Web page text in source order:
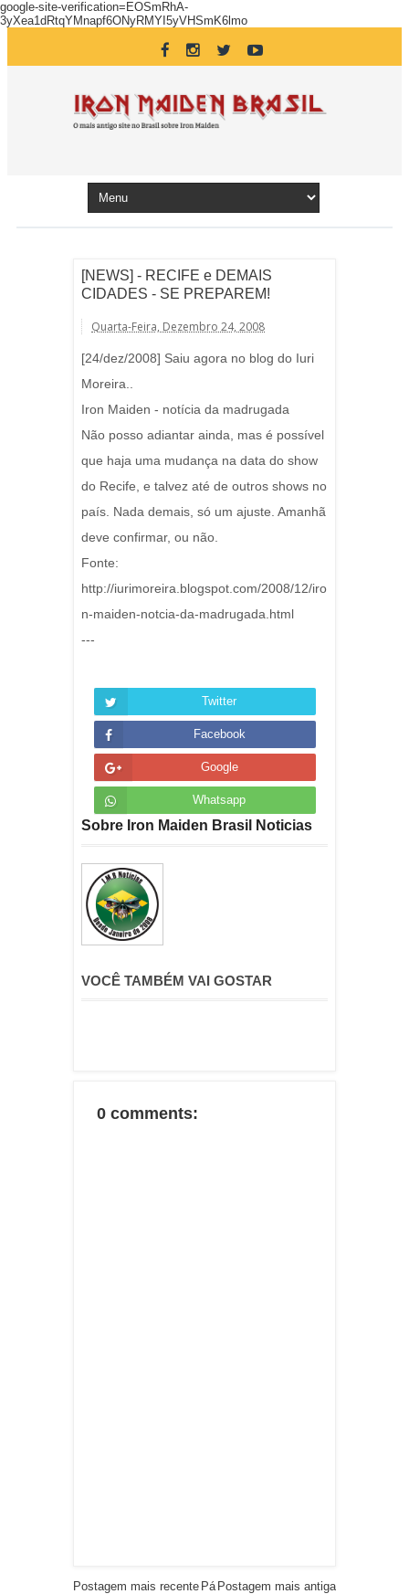
google-site-verification=EOSmRhA-
3yXea1dRtqYMnapf6ONyRMYI5yVHSmK6lmo
[NEWS] - RECIFE e DEMAIS
CIDADES - SE PREPAREM!
Quarta-Feira, Dezembro 24, 2008
[24/dez/2008] Saiu agora no blog do Iuri
Moreira..
Iron Maiden - notícia da madrugada
Não posso adiantar ainda, mas é possível
que haja uma mudança na data do show
do Recife, e talvez até de outros shows no
país. Nada demais, só um ajuste. Amanhã
deve confirmar, ou não.
Fonte:
http://iurimoreira.blogspot.com/2008/12/iro
n-maiden-notcia-da-madrugada.html
---
Twitter
Facebook
Google
Whatsapp
Sobre Iron Maiden Brasil Noticias
VOCÊ TAMBÉM VAI GOSTAR
0 comments:
Postagem mais recente Postagem mais antiga
Pá